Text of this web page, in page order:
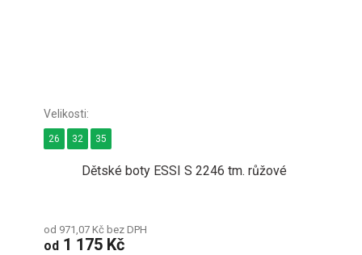
Dětské boty ESSI S 2246 tm. růžové
od 971,07 Kč bez DPH
od 1 175 Kč
26 32 35